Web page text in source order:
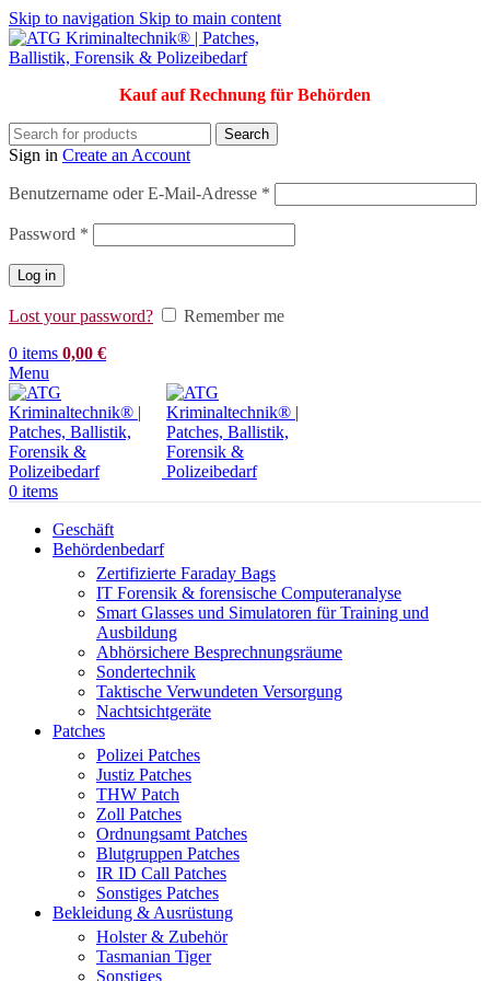
Skip to navigation Skip to main content
Kauf auf Rechnung für Behörden
Search
Sign in Create an Account
Benutzername oder E-Mail-Adresse *
Password *
Log in
Lost your password?
Remember me
0 items 0,00 €
Menu
0 items
Geschäft
Behördenbedarf
Zertifizierte Faraday Bags
IT Forensik & forensische Computeranalyse
Smart Glasses und Simulatoren für Training und
Ausbildung
Abhörsichere Besprechnungsräume
Sondertechnik
Taktische Verwundeten Versorgung
Nachtsichtgeräte
Patches
Polizei Patches
Justiz Patches
THW Patch
Zoll Patches
Ordnungsamt Patches
Blutgruppen Patches
IR ID Call Patches
Sonstiges Patches
Bekleidung & Ausrüstung
Holster & Zubehör
Tasmanian Tiger
Sonstiges